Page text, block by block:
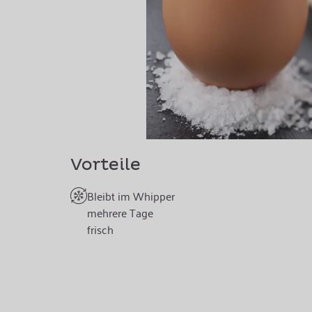
Vorteile
Bleibt im Whipper
mehrere Tage
frisch